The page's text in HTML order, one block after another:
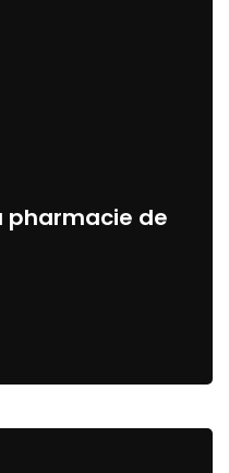
pharmacie de